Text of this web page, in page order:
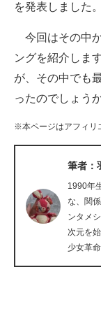
ビジネスと働き
経営リーダーの
マーケ×ITの今が
ITエンジニア向
IT製品の技術・
を発表しました。
今回はその中
ングを紹介しま
が、その中でも
ったのでしょう
※本ページはアフィリ
筆者：
1990年
な、関
ンタメ
次元を
少女革